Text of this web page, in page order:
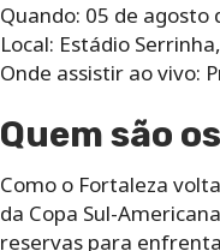
Quando: 05 de agosto
Local: Estádio
Onde assistir ao vivo:
Quem são
Como o Fortaleza
da Copa Sul-
reservas para